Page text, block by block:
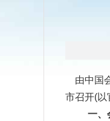
由中国
市召开(
一、